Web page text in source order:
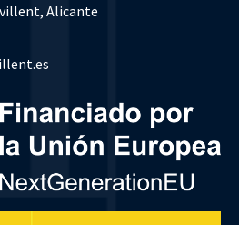
Alicante